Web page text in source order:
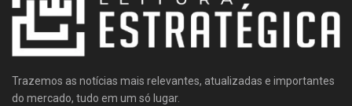
Trazemos as notícias mais relevantes, atualizadas e importantes
do mercado, tudo em um só lugar.